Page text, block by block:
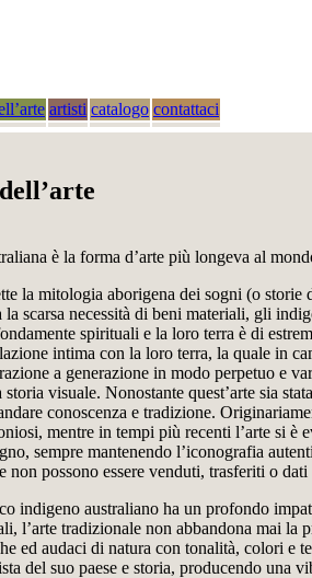
artisti catalogo contattaci
è la forma d’arte più longeva al
la mitologia aborigena dei sogni (o
la scarsa necessità di beni materiali, gli
spirituali e la loro terra è di
intima con la loro terra, la quale in
a generazione in modo perpetuo e
storia visuale. Nonostante quest’arte sia
conoscenza e tradizione.
mentre in tempi più recenti l’arte si è
sempre mantenendo l’iconografia
non possono essere venduti, trasferiti o
indigeno australiano ha un profondo
l’arte tradizionale non abbandona mai la
ed audaci di natura con tonalità, colori e
del suo paese e storia, producendo una